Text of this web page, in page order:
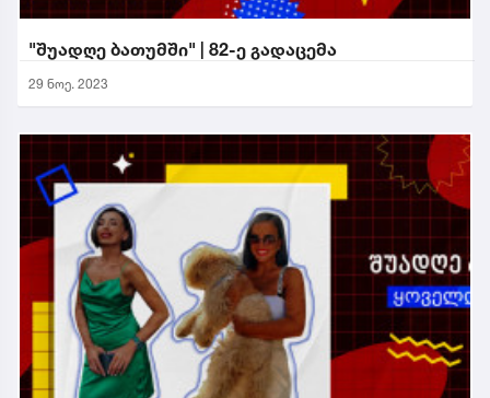
"შუადღე ბათუმში" | 82-ე გადაცემა
29 ნოე. 2023